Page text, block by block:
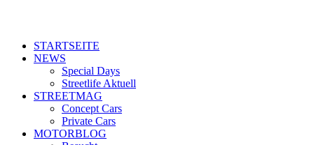
STARTSEITE
NEWS
Special Days
Streetlife Aktuell
STREETMAG
Concept Cars
Private Cars
MOTORBLOG